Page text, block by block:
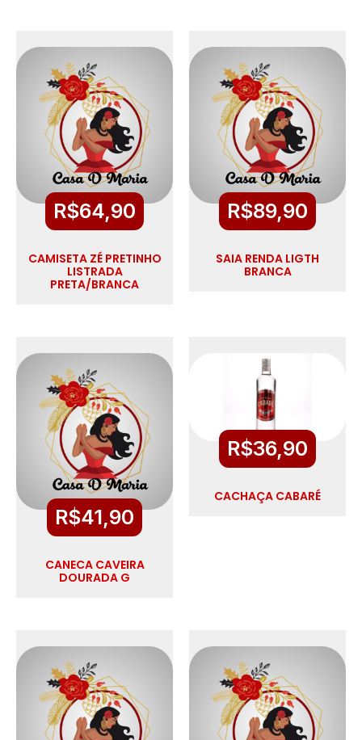
R$64,90
CAMISETA ZÉ PRETINHO
LISTRADA
PRETA/BRANCA
R$89,90
SAIA RENDA LIGTH
BRANCA
R$41,90
CANECA CAVEIRA
DOURADA G
R$36,90
CACHAÇA CABARÉ